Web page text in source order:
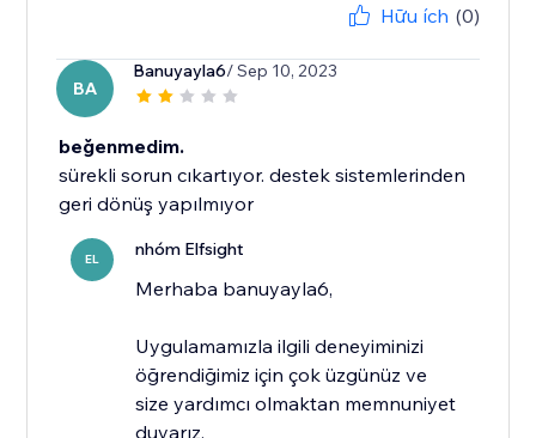
Hữu ích (0)
BA
Banuyayla6/ Sep 10, 2023
beğenmedim.
sürekli sorun cıkartıyor. destek sistemlerinden
geri dönüş yapılmıyor
EL nhóm Elfsight
​Merhaba banuyayla6,
Uygulamamızla ilgili deneyiminizi
öğrendiğimiz için çok üzgünüz ve
size yardımcı olmaktan memnuniyet
duyarız.